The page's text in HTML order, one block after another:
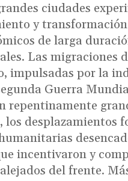
ciudades
y
de larga
Las migraciones
impulsadas por la
Guerra
repentinamente
desplazamientos
incentivaron y
del frente.